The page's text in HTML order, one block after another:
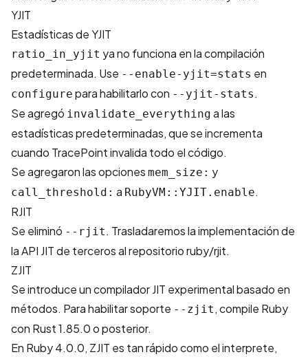
YJIT
Estadísticas de YJIT
ratio_in_yjit ya no funciona en la compilación
predeterminada. Use --enable-yjit=stats en
configure para habilitarlo con --yjit-stats .
Se agregó invalidate_everything a las
estadísticas predeterminadas, que se incrementa
cuando TracePoint invalida todo el código.
Se agregaron las opciones mem_size: y
call_threshold: a RubyVM::YJIT.enable.
RJIT
Se eliminó --rjit . Trasladaremos la implementación de
la API JIT de terceros al repositorioruby/rjit.
ZJIT
Se introduce uncompilador JIT experimental basado en
métodos. Para habilitar soporte --zjit , compile Ruby
con Rust 1.85.0 o posterior.
En Ruby 4.0.0, ZJIT es tan rápido como el interprete,